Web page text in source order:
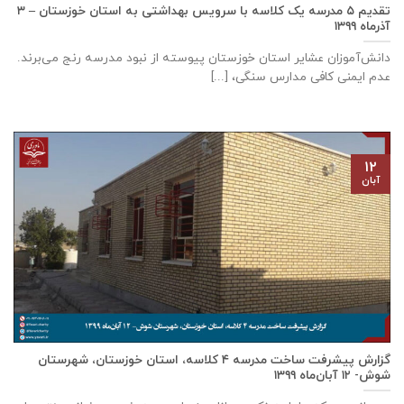
تقدیم ۵ مدرسه یک کلاسه با سرويس بهداشتی به استان خوزستان – ۳
آذر‌ماه ۱۳۹۹
دانش‌آموزان عشایر استان خوزستان پيوسته از نبود مدرسه رنج می‌برند.
عدم ایمنی کافی مدارس سنگی، [...]
گزارش پیشرفت ساخت مدرسه ٤ كلاسه، استان خوزستان، شهرستان
شوش- ۱۲ آبان‌ماه ۱۳۹۹
۱۲
آبان